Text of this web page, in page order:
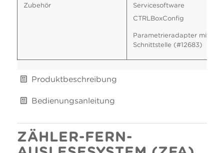
Zubehör
Servicesoftware
CTRLBoxConfig
Parametrieradapter mit
Schnittstelle (#12683)
Produktbeschreibung
Bedienungsanleitung
ZÄHLER-FERN-